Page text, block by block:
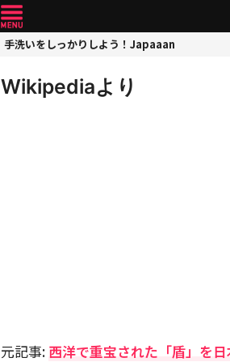
手洗いをしっかりしよう！Japaaan
Wikipediaより
元記事: 西洋で重宝された「盾」を